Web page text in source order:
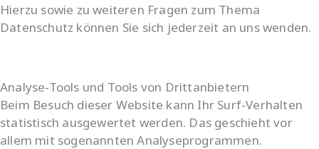
Hierzu sowie zu weiteren Fragen zum Thema
Datenschutz können Sie sich jederzeit an uns wenden.
Analyse-Tools und Tools von Dritt­anbietern
Beim Besuch dieser Website kann Ihr Surf-Verhalten
statistisch ausgewertet werden. Das geschieht vor
allem mit sogenannten Analyseprogrammen.